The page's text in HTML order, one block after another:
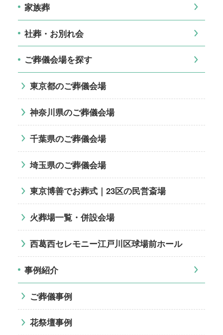
家族葬
社葬・お別れ会
ご葬儀会場を探す
東京都のご葬儀会場
神奈川県のご葬儀会場
千葉県のご葬儀会場
埼玉県のご葬儀会場
東京博善でお葬式｜23区の民営斎場
火葬場一覧・併設会場
西葛西セレモニー江戸川区球場前ホール
事例紹介
ご葬儀事例
花祭壇事例